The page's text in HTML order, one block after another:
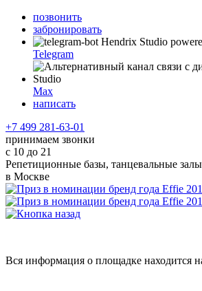
позвонить
забронировать
Telegram
Max
написать
+7 499 281-63-01
принимаем звонки
с 10 до 21
Репетиционные базы, танцевальные
в Москве
Вся информация о площадке находится